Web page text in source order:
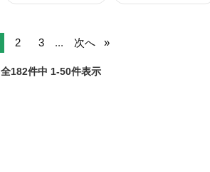
2 3 ... 次へ
全182件中 1-50件表示